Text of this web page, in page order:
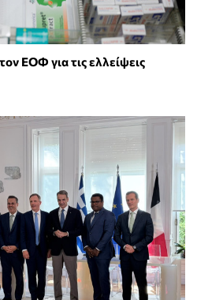
ΕΟΦ για τις ελλείψεις